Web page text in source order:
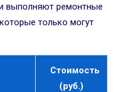
выполняют ремонтные
только могут
Стоимость
(руб.)